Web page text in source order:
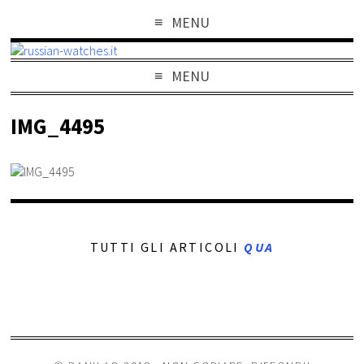
MENU
MENU
IMG_4495
TUTTI GLI ARTICOLI QUA